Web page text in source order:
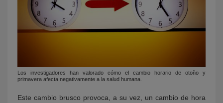
Los investigadores han valorado cómo el cambio horario de otoño y
primavera afecta negativamente a la salud humana.
Este cambio brusco provoca, a su vez, un cambio de hora